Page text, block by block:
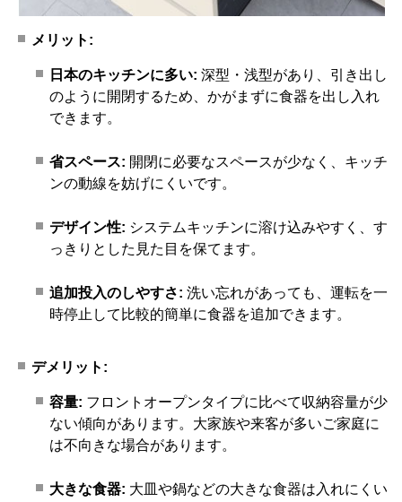
メリット:
日本のキッチンに多い: 深型・浅型があり、引き出し
のように開閉するため、かがまずに食器を出し入れ
できます。
省スペース: 開閉に必要なスペースが少なく、キッチ
ンの動線を妨げにくいです。
デザイン性: システムキッチンに溶け込みやすく、す
っきりとした見た目を保てます。
追加投入のしやすさ: 洗い忘れがあっても、運転を一
時停止して比較的簡単に食器を追加できます。
デメリット:
容量: フロントオープンタイプに比べて収納容量が少
ない傾向があります。大家族や来客が多いご家庭に
は不向きな場合があります。
大きな食器: 大皿や鍋などの大きな食器は入れにくい